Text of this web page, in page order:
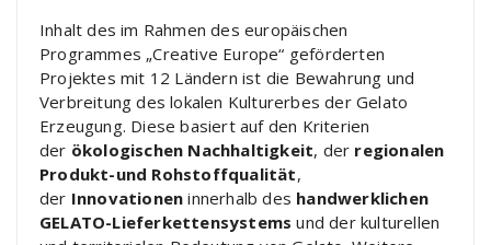
Inhalt des im Rahmen des europäischen
Programmes „Creative Europe“ geförderten
Projektes mit 12 Ländern ist die Bewahrung und
Verbreitung des lokalen Kulturerbes der Gelato
Erzeugung. Diese basiert auf den Kriterien
der ökologischen Nachhaltigkeit, der regionalen
Produkt-und Rohstoffqualität,
der Innovationen innerhalb des handwerklichen
GELATO-Lieferkettensystems und der kulturellen